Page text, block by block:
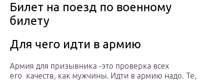
Билет на поезд по военному
билету
Для чего идти в армию
Армия для призывника -это проверка всех
его качеств, как мужчины. Идти в армию надо. Те,